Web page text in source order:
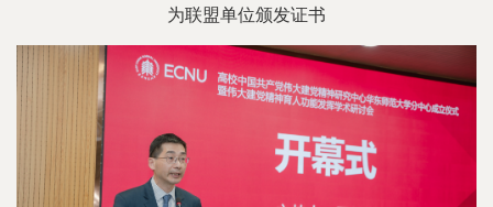
为联盟单位颁发证书